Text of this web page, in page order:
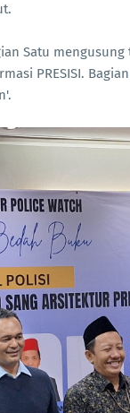
Satu mengusung
PRESISI.